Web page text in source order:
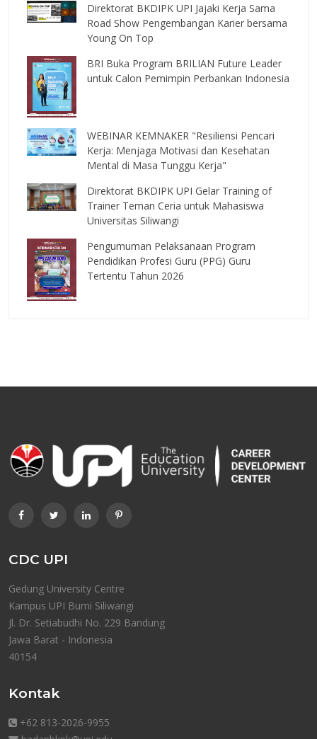
Direktorat BKDIPK UPI Jajaki Kerja Sama
Road Show Pengembangan Karier bersama
Young On Top
BRI Buka Program BRILIAN Future Leader
untuk Calon Pemimpin Perbankan Indonesia
WEBINAR KEMNAKER "Resiliensi Pencari
Kerja: Menjaga Motivasi dan Kesehatan
Mental di Masa Tunggu Kerja"
Direktorat BKDIPK UPI Gelar Training of
Trainer Teman Ceria untuk Mahasiswa
Universitas Siliwangi
Pengumuman Pelaksanaan Program
Pendidikan Profesi Guru (PPG) Guru
Tertentu Tahun 2026
CDC UPI
Gedung University Centre
Kampus UPI Bumi Siliwangi
Jl. Dr. Setiabudhi No. 229 Bandung
Jawa Barat - Indonesia
40154
Kontak
+62 813-2026-9955